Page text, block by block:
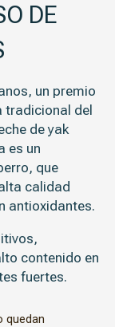
DE
un premio
tradicional del
de yak
es un
que
calidad
antioxidantes.
lto contenido en
fuertes.
quedan